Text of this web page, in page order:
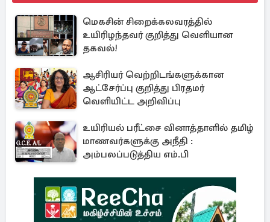
மெகசின் சிறைக்கலவரத்தில்
உயிரிழந்தவர் குறித்து வெளியான
தகவல்!
ஆசிரியர் வெற்றிடங்களுக்கான
ஆட்சேர்ப்பு குறித்து பிரதமர்
வெளியிட்ட அறிவிப்பு
உயிரியல் பரீட்சை வினாத்தாளில் தமிழ்
மாணவர்களுக்கு அநீதி :
அம்பலப்படுத்திய எம்.பி